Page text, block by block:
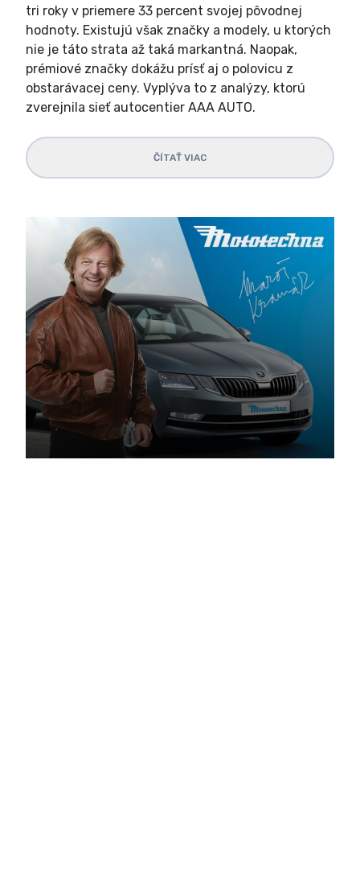
tri roky v priemere 33 percent svojej pôvodnej
hodnoty. Existujú však značky a modely, u ktorých
nie je táto strata až taká markantná. Naopak,
prémiové značky dokážu prísť aj o polovicu z
obstarávacej ceny. Vyplýva to z analýzy, ktorú
zverejnila sieť autocentier AAA AUTO.
ČÍTAŤ VIAC